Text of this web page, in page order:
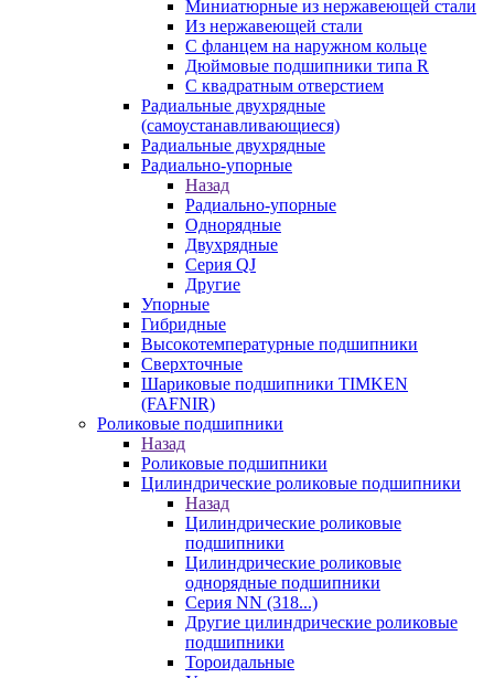
Миниатюрные из нержавеющей стали
Из нержавеющей стали
С фланцем на наружном кольце
Дюймовые подшипники типа R
С квадратным отверстием
Радиальные двухрядные
(самоустанавливающиеся)
Радиальные двухрядные
Радиально-упорные
Назад
Радиально-упорные
Однорядные
Двухрядные
Серия QJ
Другие
Упорные
Гибридные
Высокотемпературные подшипники
Сверхточные
Шариковые подшипники TIMKEN
(FAFNIR)
Роликовые подшипники
Назад
Роликовые подшипники
Цилиндрические роликовые подшипники
Назад
Цилиндрические роликовые
подшипники
Цилиндрические роликовые
однорядные подшипники
Серия NN (318...)
Другие цилиндрические роликовые
подшипники
Тороидальные